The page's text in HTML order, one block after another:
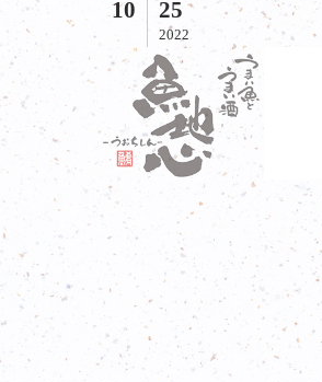
10 25
2022